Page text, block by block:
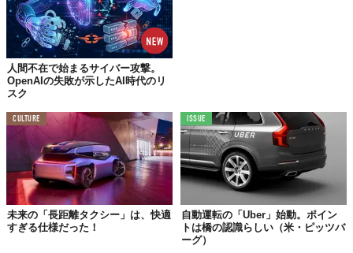
TABI LABO
この世界は、もっと広いはずだ。
人間不在で始まるサイバー攻撃。
OpenAIの失敗が示したAI時代のリ
スク
CULTURE
未来の「長距離タクシー」は、快適
すぎる仕様だった！
ISSUE
自動運転の「Uber」始動。ポイン
トは橋の認識らしい（米・ピッツバ
ーグ）